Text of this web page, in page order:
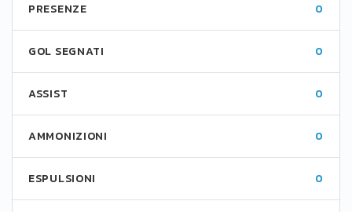
PRESENZE 0
GOL SEGNATI 0
ASSIST 0
AMMONIZIONI 0
ESPULSIONI 0